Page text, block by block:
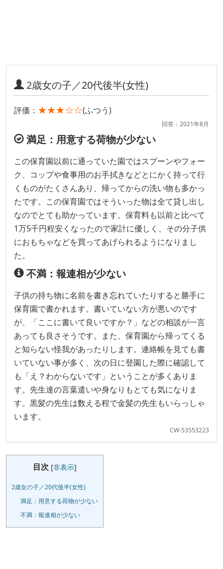
2歳女の子／20代後半(女性)
評価： ★★★☆☆(ふつう)
回答：2021年8月
満足：用意する荷物が少ない
この保育園以前に通っていた園ではスプーンやフォー
ク、コップや食事用のお手拭きなどとにかく持って行
くものがたくさんあり、帰ってからの洗い物も多かっ
たです。この保育園ではそういった物は全て貸し出し
なのでとても助かっています。保育料も以前と比べて
1万5千円程安くなったので家計に優しく、その分子供
におもちゃなどを買ってあげられるようになりまし
た。
不満：報連相が少ない
子供の持ち物に名前を書き忘れていたりすると勝手に
保育園で書かれます。書いていない方が悪いのです
が、「ここに書いて良いですか？」などの相談が一言
あっても良さそうです。また、保育園から帰ってくる
と知らない怪我があったりします。連絡帳を見ても書
いていない事が多く、次の日に登園した際に確認して
も「え？わからないです」ということが多くありま
す。先生達の言葉遣いや身なりもとても気になりま
す。黒髪の先生は数える程で金髪の先生もいらっしゃ
います。
CW-53553223
目次 [非表示]
2歳女の子／20代後半(女性)
満足：用意する荷物が少ない
不満：報連相が少ない